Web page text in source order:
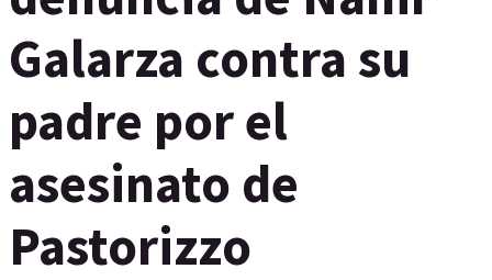
Galarza contra su
padre por el
asesinato de
Pastorizzo